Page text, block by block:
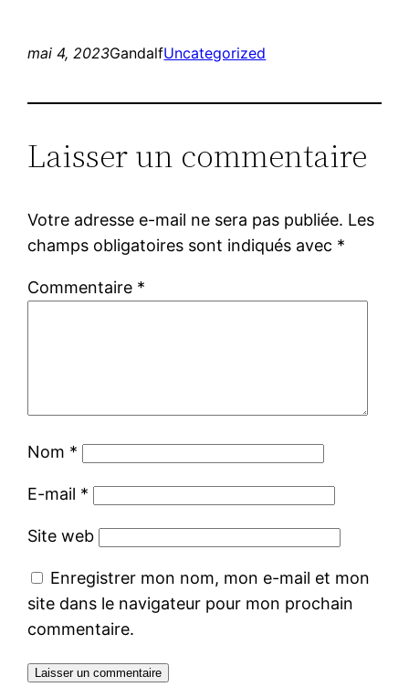
mai 4, 2023GandalfUncategorized
Laisser un commentaire
Votre adresse e-mail ne sera pas publiée. Les
champs obligatoires sont indiqués avec *
Commentaire *
Nom *
E-mail *
Site web
Enregistrer mon nom, mon e-mail et mon
site dans le navigateur pour mon prochain
commentaire.